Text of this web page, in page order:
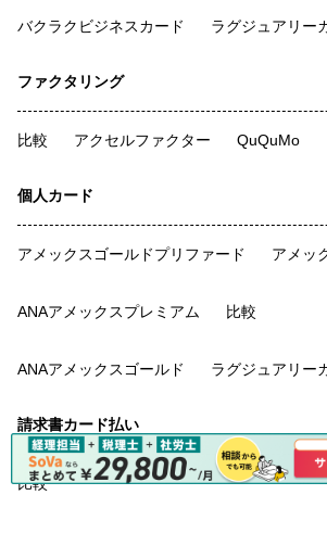
バクラクビジネスカード ラグジュアリー
ファクタリング
比較 アクセルファクター QuQuMo
個人カード
アメックスゴールドプリファード アメッ
ANAアメックスプレミアム 比較
ANAアメックスゴールド ラグジュアリー
請求書カード払い
比較